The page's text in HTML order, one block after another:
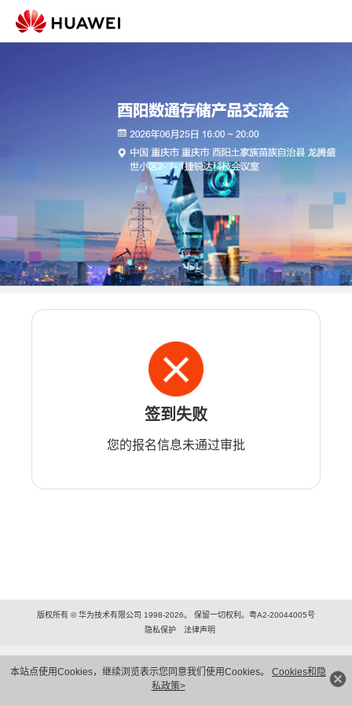
本站点使用Cookies，继续浏览表示您同意我们使用Cookies。 Cookies和隐
私政策>
签到失败
您的报名信息未通过审批
版权所有 © 华为技术有限公司 1998-2026。 保留一切权利。粤A2-20044005号
隐私保护
法律声明